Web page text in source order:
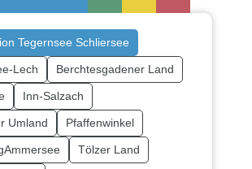
Tegernsee Schliersee
Lech Berchtesgadener Land
Inn-Salzach
Umland Pfaffenwinkel
Tölzer Land